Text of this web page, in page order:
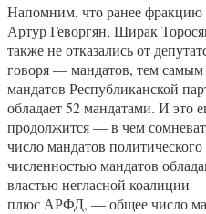
Напомним, что ранее
Артур Геворгян, Ширак
также не отказались от
говоря — мандатов, тем самым
мандатов Республиканской
обладает 52 мандатами. И это
продолжится — в чем
число мандатов
численностью мандатов
властью негласной коалиции
плюс АРФД, — общее число